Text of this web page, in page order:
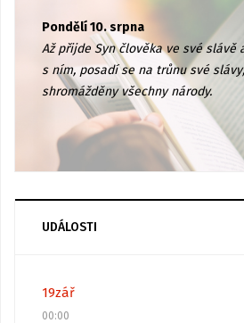
Pondělí 10. srpna
Až přijde Syn člověka ve své slávě
s ním, posadí se na trůnu své
shromážděny všechny národy.
UDÁLOSTI
19zář
00:00